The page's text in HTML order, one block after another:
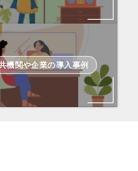
機関や企業の導入事例